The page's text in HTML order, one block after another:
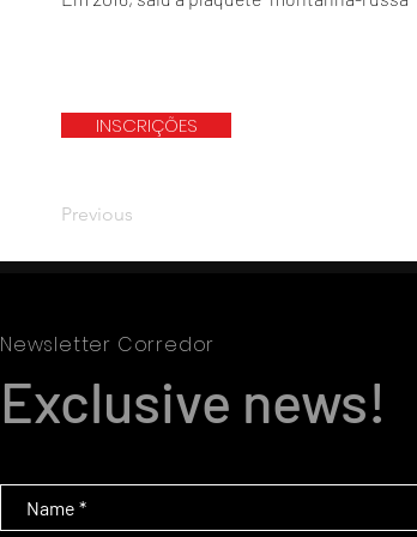
INSCRIÇÕES
Previous
Newsletter Corredor
Exclusive news!